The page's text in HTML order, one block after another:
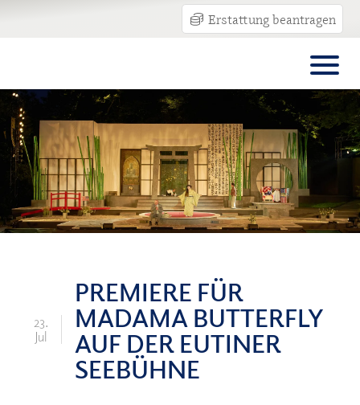
Erstattung beantragen
23.
Jul
PREMIERE FÜR
MADAMA BUTTERFLY
AUF DER EUTINER
SEEBÜHNE